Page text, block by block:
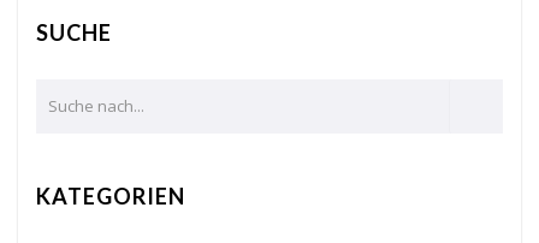
SUCHE
KATEGORIEN